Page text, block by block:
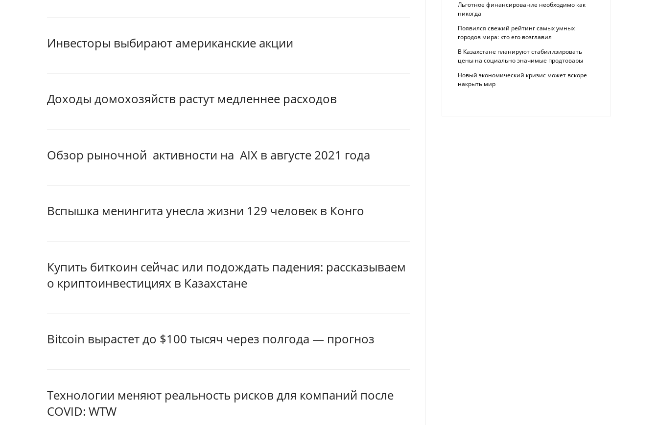
Инвесторы выбирают американские акции
Доходы домохозяйств растут медленнее расходов
Обзор рыночной активности на AIX в августе 2021 года
Вспышка менингита унесла жизни 129 человек в Конго
Купить биткоин сейчас или подождать падения: рассказываем
о криптоинвестициях в Казахстане
Bitcoin вырастет до $100 тысяч через полгода — прогноз
Технологии меняют реальность рисков для компаний после
COVID: WTW
Льготное финансирование необходимо как
никогда
Появился свежий рейтинг самых умных
городов мира: кто его возглавил
В Казахстане планируют стабилизировать
цены на социально значимые продтовары
Новый экономический кризис может вскоре
накрыть мир